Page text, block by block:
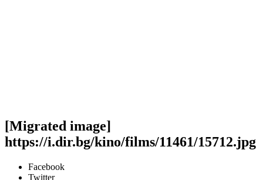
[Migrated image]
https://i.dir.bg/kino/films/11461/15712.jpg
Facebook
Twitter